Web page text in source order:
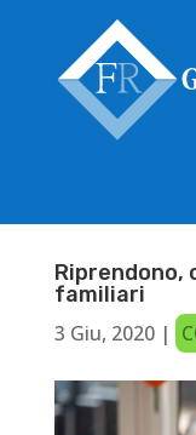
Riprendono,
familiari
3 Giu, 2020|